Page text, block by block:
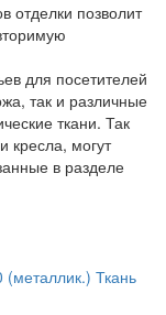
отделки позволит
для посетителей
так и различные
ткани. Так
кресла, могут
в разделе